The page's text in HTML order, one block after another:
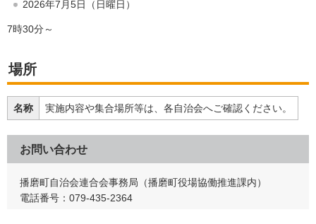
2026年7月5日（日曜日）
7時30分～
場所
名称 実施内容や集合場所等は、各自治会へご確認ください。
お問い合わせ
播磨町自治会連合会事務局（播磨町役場協働推進課内）
電話番号：079-435-2364